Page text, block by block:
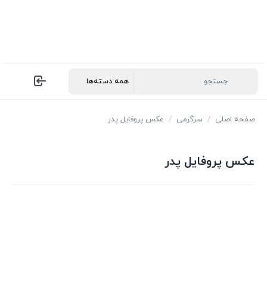
صفحه اصلی / سرگرمی / عکس پروفایل پدر
عکس پروفایل پدر